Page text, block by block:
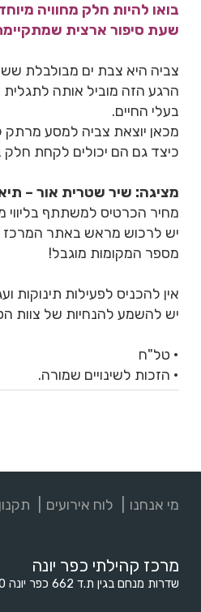
בואו להיות חלק מחוויה
שעת סיפור ארצית
צביה היא צבת ים מבולבלת
הרגע הזה מוביל אותה
בעלי החיים.
מכאן יוצאת צביה למסע מרתק
כיצד גם הם יכולים לקחת
מציגה: שיר שטרית אור –
מחיר הכרטיס למשתתף בליווי
יש לרכוש מראש באתר המרכז
מספר המקומות מוגבל!
אין להכניס לפעילות תינוקות
יש להשמע להנחיות של צוות
• טל"ח
• הזכות לשינויים שמורה.
מי אנחנו לוח אירועים
מרכז קהילתי כפר יונה
שדרות מנחם בגין ת.ד 662 כפר יונה 40300